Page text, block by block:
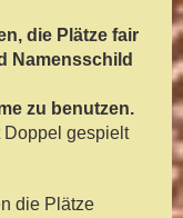
die Plätze fair
Namensschild
zu benutzen.
Doppel gespielt
die Plätze